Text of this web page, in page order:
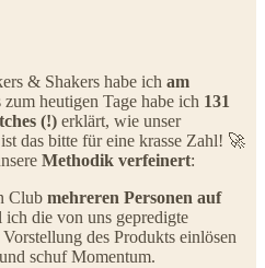
& Shakers habe ich am
heutigen Tage habe ich 131
(!) erklärt, wie unser
das bitte für eine krasse Zahl! 🚀
Methodik verfeinert:
Club mehreren Personen auf
die von uns gepredigte
des Produkts einlösen
schuf Momentum.